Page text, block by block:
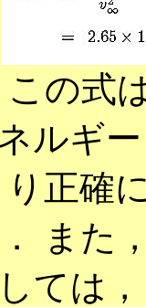
の式
ルギ
正確
また
ては，